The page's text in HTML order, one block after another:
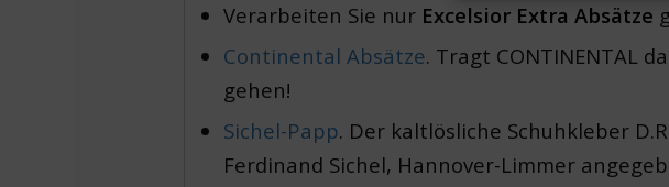
Verarbeiten Sie nur Excelsior Extra Absätze
Continental Absätze. Tragt CONTINENTAL
gehen!
Sichel-Papp. Der kaltlösliche Schuhkleber
Ferdinand Sichel, Hannover-Limmer